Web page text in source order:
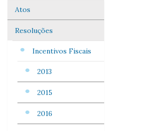
Navegação
Atos
Resoluções
Incentivos Fiscais
2013
2015
2016